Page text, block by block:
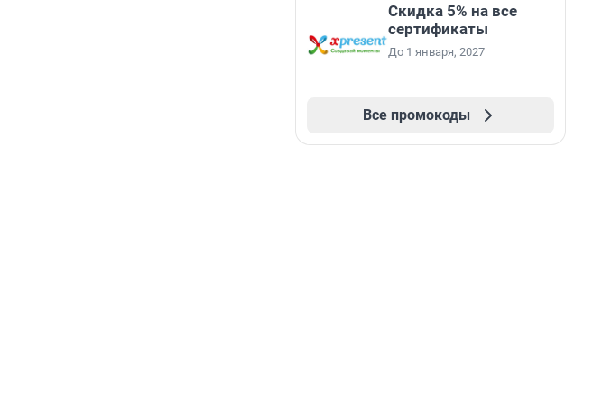
Скидка 5% на все
сертификаты
До 1 января, 2027
Все промокоды